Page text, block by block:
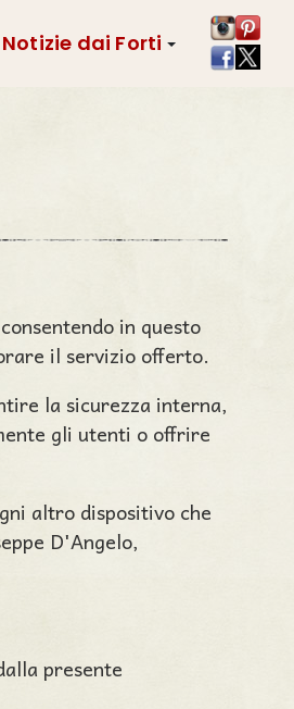
dai Forti
in questo
il servizio offerto.
la sicurezza interna,
gli utenti o offrire
altro dispositivo che
D'Angelo,
presente